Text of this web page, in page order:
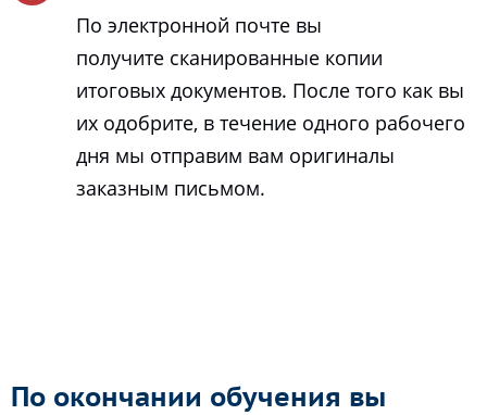
По электронной почте вы
получите сканированные копии
итоговых документов. После того как вы
их одобрите, в течение одного рабочего
дня мы отправим вам оригиналы
заказным письмом.
По окончании обучения вы